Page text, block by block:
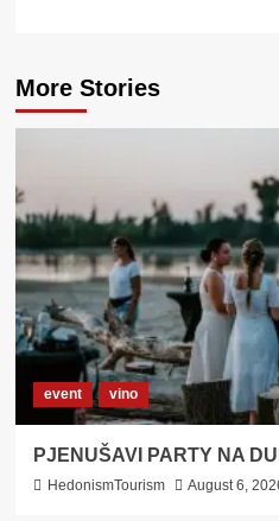
More Stories
event vino
PJENUŠAVI PARTY NA
HedonismTourism August 6,